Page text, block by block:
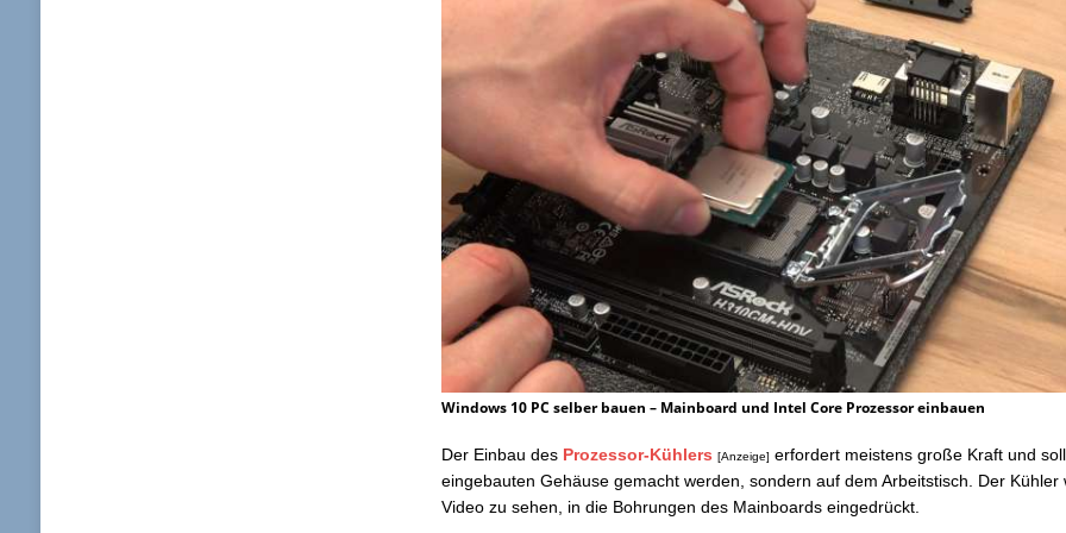
Windows 10 PC selber bauen – Mainboard und Intel Core Prozessor einbauen
Der Einbau des Prozessor-Kühlers [Anzeige] erfordert meistens große Kraft und
eingebauten Gehäuse gemacht werden, sondern auf dem Arbeitstisch. Der Kühler
Video zu sehen, in die Bohrungen des Mainboards eingedrückt.